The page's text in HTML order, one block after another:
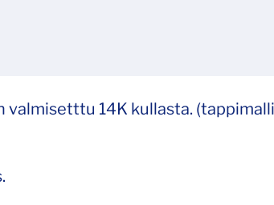
valmisetttu 14K kullasta.